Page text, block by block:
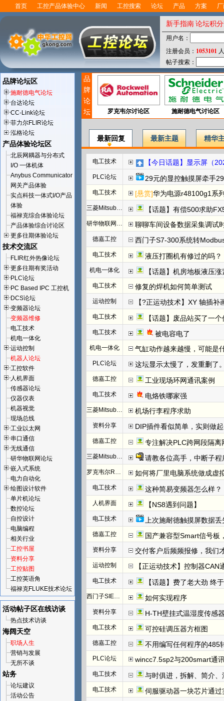
首页 工控产品体验中心 新闻 工控搜索 论坛 产品 方案
新手指南论坛积
用户名：
注册会员： 1053101
帖子搜索：
品牌论坛区
施耐德电气论坛
台达论坛
CC-Link论坛
菲力尔FLIR论坛
泓格论坛
产品体验论坛区
北辰网耦器与分布式
I/O 一体机体
Anybus Communicator
网关产品体验
实点科技一体式I/O产品
体验
福禄克综合体验论坛
产品体验综合讨论区
更多往期体验论坛
技术交流区
FLIR红外热像论坛
更多往期有奖活动
PLC论坛
PC Based IPC 工控机
DCS论坛
变频器论坛
变频器维修
电工技术
机电一体化
运动控制
机器人论坛
工控软件
人机界面
传感器论坛
仪器仪表
机器视觉
现场总线
工业以太网
串口通信
无线通信
研华物联网论坛
嵌入式系统
电力自动化
绘图设计软件
单片机论坛
数控论坛
自控设计
电脑编程
相关行业
工控书屋
资料分享
工控贴图
工控英语角
福禄克FLUKE技术论坛
活动帖子区在线访谈
热点技术访谈
海阔天空
职场人生
营销与发展
无所不谈
站务
论坛建议
活动公告
品
牌
论
坛
罗克韦尔讨论区 施耐德电气讨论区
最新回复 最新主题 精华
电工技术 【今日话题】显示屏（
PLC论坛 29元的显控触摸屏牵手
电工技术 [悬赏]华为电源r48100g1系
三菱Mitsubishi 【话题】有偿500求助
研华物联网论坛 聊聊车间设备数据采集调试
德嘉工控 西门子S7-300系统转
电工技术 液压打圈机有修过的吗？
机电一体化 【话题】机房地板液压
电工技术 修复的焊机如何简单测试
运动控制 【?正运动技术】XY 轴插
电工技术 【话题】废品站买了一
电工技术 被电容电了
机电一体化 气缸动作越来越慢，可能是
PLC论坛 这坛显示太慢了，发重删了
德嘉工控 工业现场环网通讯案例
电工技术 电烙铁哪家强
三菱Mitsubishi 机场行李程序求助
资料分享 DIP插件看似简单，实则做
德嘉工控 专注解决PLC跨网段隔离
三菱Mitsubishi 请教各位高手，中断子
罗克韦尔Rockwell(AB) 如何将厂里电脑系统做成虚
电工技术 这种简易变频器怎么样？
人机界面 【NS8遇到问题】
电工技术 上次施耐德触摸屏数据丢
德嘉工控 国产兼容型Smart信号板，通
资料分享 交付客户后频频报修，我们才
运动控制 【正运动技术】控制器
电工技术 【话题】费了老大劲 终于
西门子SIEMENS 如何实现程序
资料分享 H-TH壁挂式温湿度传感
电工技术 可控硅调压器方框图
德嘉工控 不用编写任何程序的485
PLC论坛 wincc7.5sp2与200smart通
电工技术 与时俱进，拆解、简介
电工技术 伺服驱动器一块芯片通